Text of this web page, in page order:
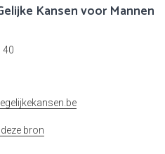
Kansen voor Mannen
40
bron